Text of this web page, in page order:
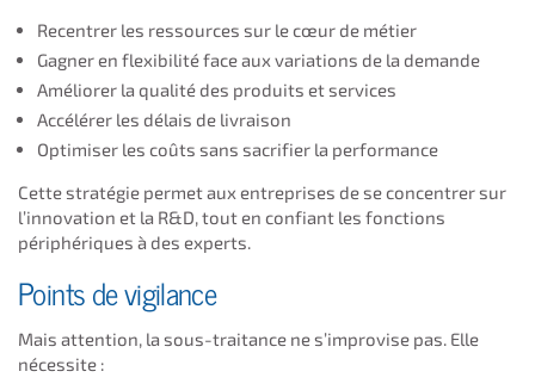
Recentrer les ressources sur le cœur de métier
Gagner en flexibilité face aux variations de la demande
Améliorer la qualité des produits et services
Accélérer les délais de livraison
Optimiser les coûts sans sacrifier la performance
Cette stratégie permet aux entreprises de se concentrer sur
l’innovation et la R&D, tout en confiant les fonctions
périphériques à des experts.
Points de vigilance
Mais attention, la sous-traitance ne s’improvise pas. Elle
nécessite :